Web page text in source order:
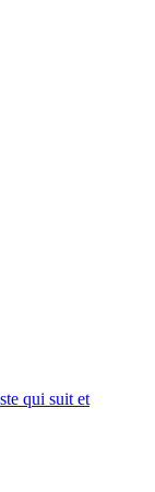
qui suit et